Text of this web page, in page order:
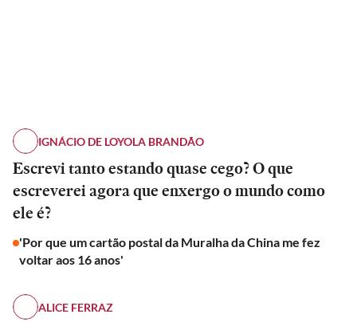
IGNÁCIO DE LOYOLA BRANDÃO
Escrevi tanto estando quase cego? O que
escreverei agora que enxergo o mundo como
ele é?
'Por que um cartão postal da Muralha da China me fez
voltar aos 16 anos'
ALICE FERRAZ